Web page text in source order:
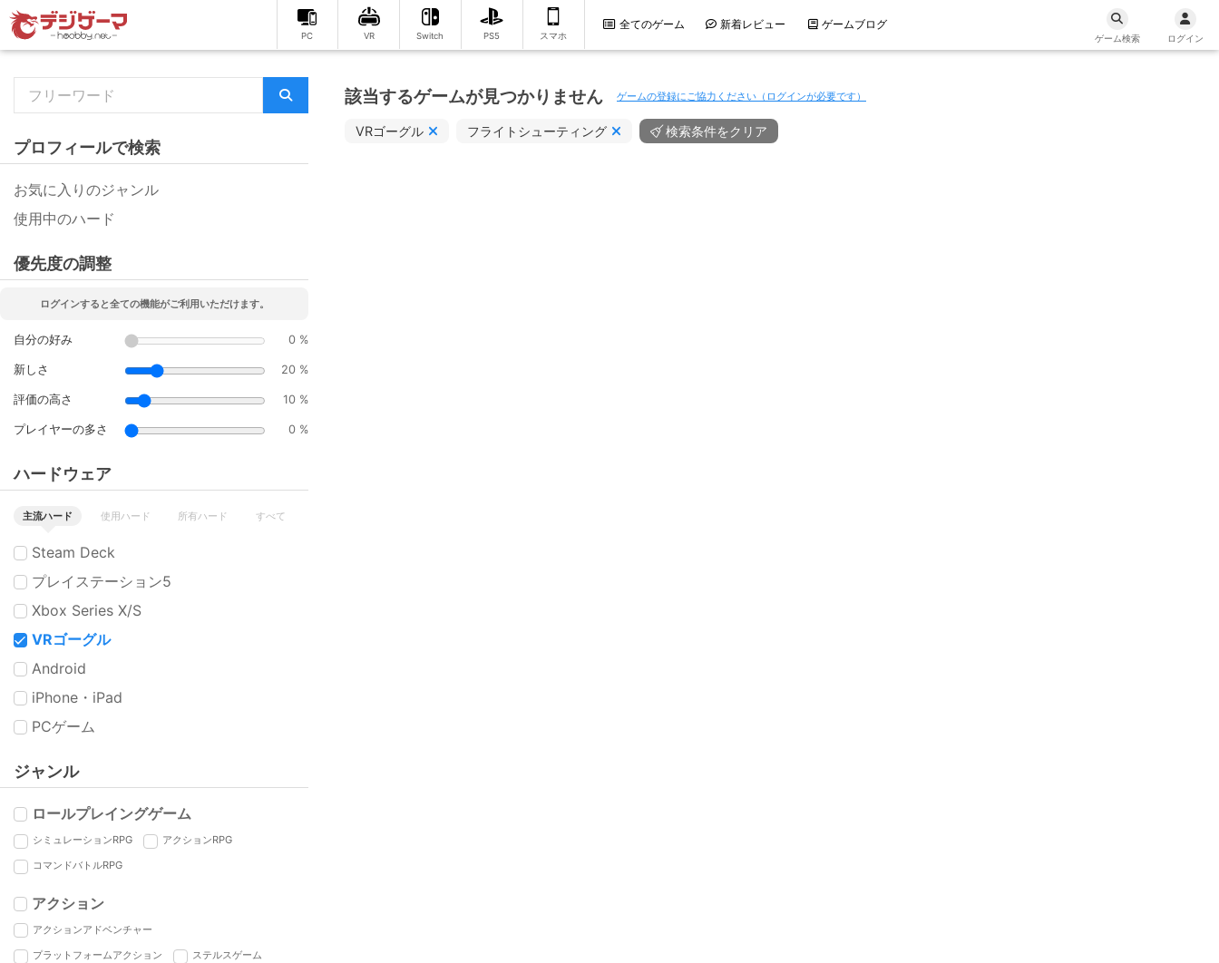
PC VR Switch PS5 スマホ
全てのゲーム 新着レビュー ゲームブログ
ゲーム検索 ログイン
該当するゲームが見つかりません ゲームの登録にご協力ください（ログインが必要です）
VRゴーグル フライトシューティング 検索条件をクリア
プロフィールで検索
お気に入りのジャンル
使用中のハード
優先度の調整
ログインすると全ての機能がご利用いただけます。
自分の好み 0 %
新しさ 20 %
評価の高さ 10 %
プレイヤーの多さ 0 %
ハードウェア
主流ハード 使用ハード 所有ハード すべて
Steam Deck
プレイステーション5
Xbox Series X/S
VRゴーグル
Android
iPhone・iPad
PCゲーム
ジャンル
ロールプレイングゲーム
シミュレーションRPG アクションRPG
コマンドバトルRPG
アクション
アクションアドベンチャー
プラットフォームアクション ステルスゲーム